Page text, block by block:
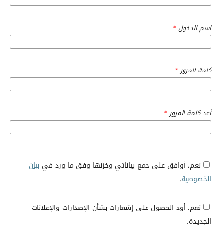
اسم الدخول*
كلمة المرور*
أعد كلمة المرور *
بيان
الخصوصية.
نعم، أود الحصول على إشعارات بشأن الإصدارات والإعلانات
الجديدة.